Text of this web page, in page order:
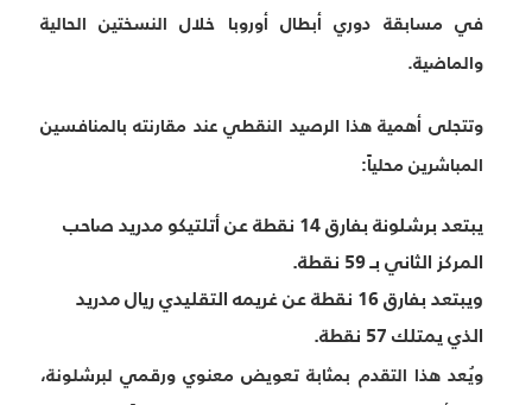
في مسابقة دوري أبطال أوروبا خلال النسختين الحالية
والماضية.
وتتجلى أهمية هذا الرصيد النقطي عند مقارنته بالمنافسين
المباشرين محلياً:
يبتعد برشلونة بفارق14 نقطة
عن أتلتيكو مدريد صاحب
المركز الثاني بـ 59 نقطة.
ويبتعد بفارق16 نقطة
عن غريمه التقليدي ريال مدريد
الذي يمتلك 57 نقطة.
ويُعد هذا التقدم بمثابة تعويض معنوي ورقمي لبرشلونة،